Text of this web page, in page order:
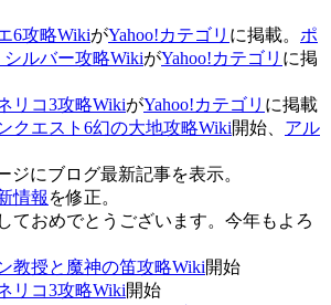
6攻略WikiがYahoo!カテゴリ に掲載。 ポ
ルバー攻略WikiがYahoo!カテゴリ に掲
リコ3攻略WikiがYahoo!カテゴリ に掲載
クエスト6幻の大地攻略Wiki開始、 アル
ジにブログ最新記事を表示。
情報 を修正。
ておめでとうございます。今年もよろ
教授と魔神の笛攻略Wiki開始
リコ3攻略Wiki開始